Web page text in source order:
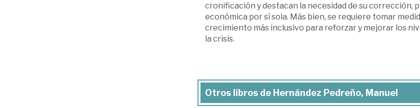
cronificación y destacan la necesidad de su corrección,
económica por sí sola. Más bien, se requiere tomar
crecimiento más inclusivo para reforzar y mejorar los
la crisis.
Otros libros de Hernández Pedreño, Manuel